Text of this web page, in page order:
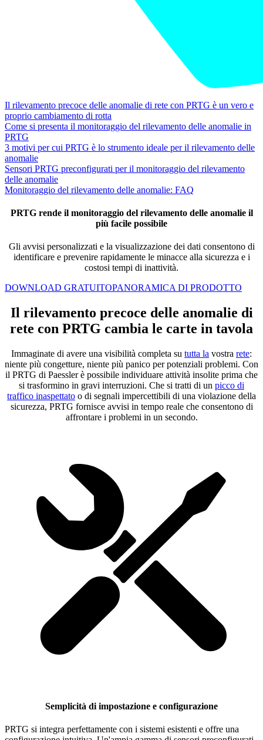
Il rilevamento precoce delle anomalie di rete con PRTG è un vero e
proprio cambiamento di rotta
Come si presenta il monitoraggio del rilevamento delle anomalie in
PRTG
3 motivi per cui PRTG è lo strumento ideale per il rilevamento delle
anomalie
Sensori PRTG preconfigurati per il monitoraggio del rilevamento
delle anomalie
Monitoraggio del rilevamento delle anomalie: FAQ
PRTG rende il monitoraggio del rilevamento delle anomalie il
più facile possibile
Gli avvisi personalizzati e la visualizzazione dei dati consentono di
identificare e prevenire rapidamente le minacce alla sicurezza e i
costosi tempi di inattività.
DOWNLOAD GRATUITOPANORAMICA DI PRODOTTO
Il rilevamento precoce delle anomalie di
rete con PRTG cambia le carte in tavola
Immaginate di avere una visibilità completa su tutta la vostra rete:
niente più congetture, niente più panico per potenziali problemi. Con
il PRTG di Paessler è possibile individuare attività insolite prima che
si trasformino in gravi interruzioni. Che si tratti di un picco di
traffico inaspettato o di segnali impercettibili di una violazione della
sicurezza, PRTG fornisce avvisi in tempo reale che consentono di
affrontare i problemi in un secondo.
Semplicità di impostazione e configurazione
PRTG si integra perfettamente con i sistemi esistenti e offre una